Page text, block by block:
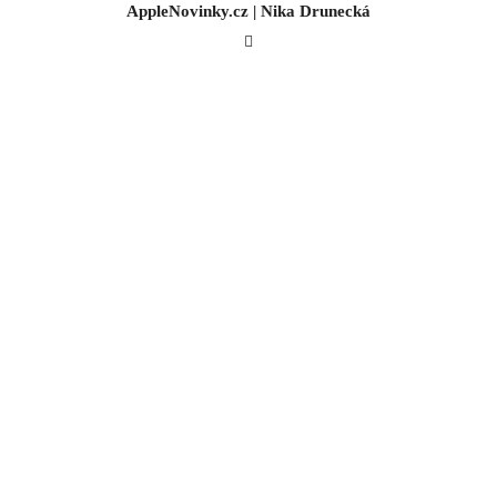
AppleNovinky.cz | Nika Drunecká